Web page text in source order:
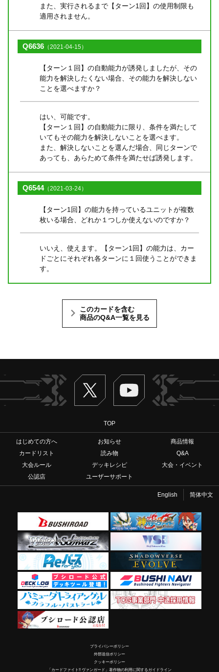
また、実行されるまで【ターン1回】の使用制限も
適用されません。
Q6636 （2021-04-15）
【ターン１回】の自動能力が誘発しましたが、その
能力を解決したくない場合、その能力を解決しない
ことを選べますか？
はい、可能です。
【ターン１回】の自動能力に限り、条件を満たして
いてもその能力を解決しないことを選べます。
また、解決しないことを選んだ場合、同じターンで
あっても、あらためて条件を満たせば誘発します。
Q6544（2021-03-24）
【ターン1回】の能力を持っているユニットが複数
枚いる場合、どれか１つしか使えないのですか？
いいえ、使えます。【ターン1回】の能力は、カー
ドごとにそれぞれ各ターンに１回使うことができま
す。
このカードを含む
商品のQ&A一覧を見る
Twitter ヴァンガードch
TOP
はじめての方へ お知らせ
商品情報
カードリスト
読み物
Q&A
大会ルール
デッキレシピ
大会・イベント
公認店
ユーザーサポート
English 简体中文
プライバシーポリシー
外部送信ポリシー
クッキーポリシー
「カードファイト!! ヴァンガード」著作物の利用に関するガイドライン